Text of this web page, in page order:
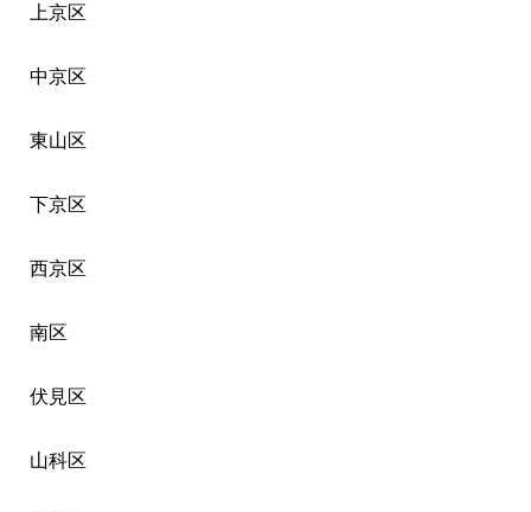
上京区
中京区
東山区
下京区
西京区
南区
伏見区
山科区